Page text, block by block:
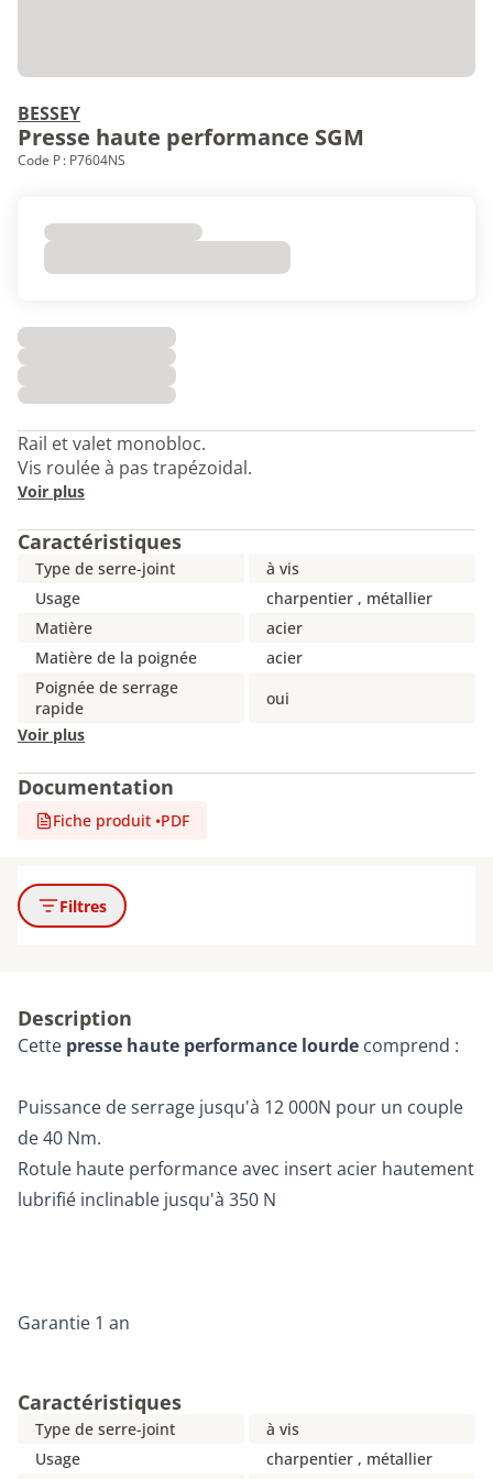
BESSEY
Presse haute performance SGM
Code P : P7604NS
Rail et valet monobloc.
Vis roulée à pas trapézoidal.
Voir plus
Caractéristiques
Type de serre-joint
à vis
Usage
charpentier , métallier
Matière
acier
Matière de la poignée
acier
Poignée de serrage
rapide
oui
Voir plus
Documentation
Fiche produit •PDF
Filtres
Description
Cette presse haute performance lourde comprend :
Puissance de serrage jusqu'à 12 000N pour un couple
de 40 Nm.
Rotule haute performance avec insert acier hautement
lubrifié inclinable jusqu'à 350 N
Garantie 1 an
Caractéristiques
Type de serre-joint
à vis
Usage
charpentier , métallier